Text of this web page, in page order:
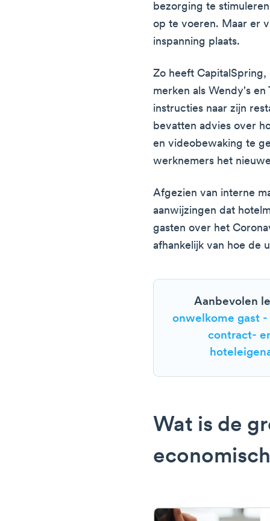
bezorging te
op te voeren. Maar er
inspanning plaats.
Zo heeft
merken als Wendy's
instructies naar zijn
bevatten advies over
en videobewaking te
werknemers het
Afgezien van interne
aanwijzingen dat
gasten over het
afhankelijk van hoe de
Aanbevolen
onwelkome gast
contract-
Wat is de